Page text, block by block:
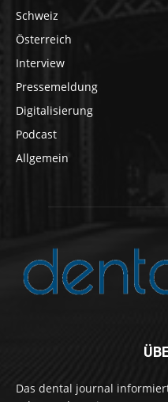
Schweiz
Österreich
Interview
Pressemeldung
Digitalisierung
Podcast
Allgemein
Das dental journal